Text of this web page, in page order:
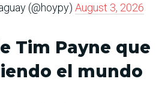
(@hoypy) August 3, 2026
Tim Payne que
el mundo